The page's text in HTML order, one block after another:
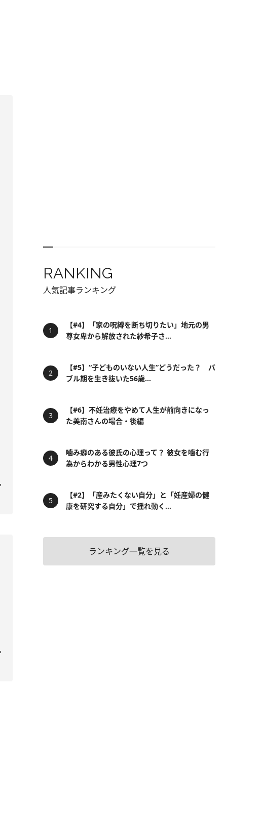
RANKING
人気記事ランキング
【#4】「家の呪縛を断ち切りたい」地元の男
尊女卑から解放された紗希子さ...
【#5】“子どものいない人生”どうだった？ バ
ブル期を生き抜いた56歳...
【#6】不妊治療をやめて人生が前向きになっ
た美南さんの場合・後編
噛み癖のある彼氏の心理って？ 彼女を噛む行
為からわかる男性心理7つ
【#2】「産みたくない自分」と「妊産婦の健
康を研究する自分」で揺れ動く...
ランキング一覧を見る